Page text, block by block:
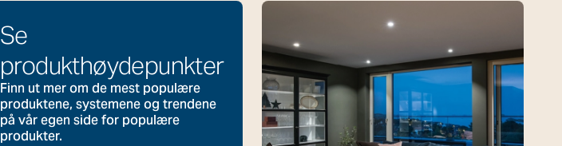
Se
produkthøydepunkter
Finn ut mer om de mest populære
produktene, systemene og trendene
på vår egen side for populære
produkter.